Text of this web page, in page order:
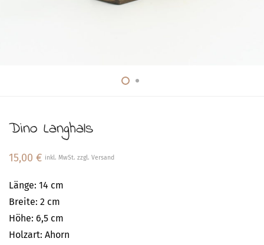
Dino Langhals
15,00 € inkl. MwSt. zzgl. Versand
Länge: 14 cm
Breite: 2 cm
Höhe: 6,5 cm
Holzart: Ahorn